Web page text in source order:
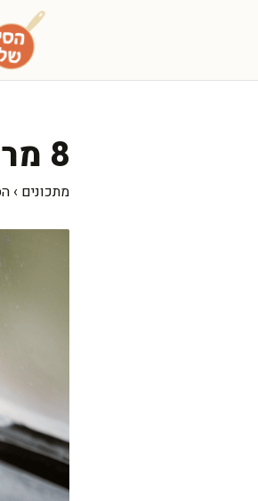
8 מרכיבים בלבד: סלט נבטי סלק משגע ומרענן
מתכונים ›